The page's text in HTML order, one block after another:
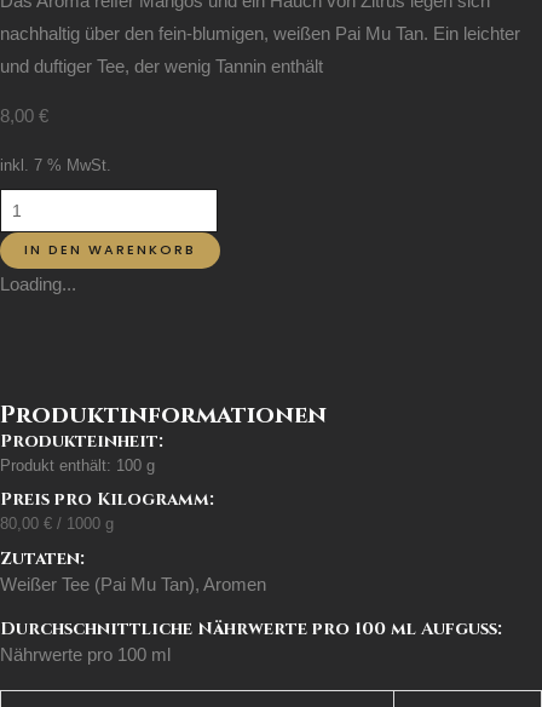
nachhaltig über den fein-blumigen, weißen Pai Mu Tan. Ein leichter
und duftiger Tee, der wenig Tannin enthält
8,00 €
inkl. 7 % MwSt.
IN DEN WARENKORB
Loading...
Produktinformationen
Produkteinheit:
Produkt enthält: 100 g
Preis pro Kilogramm:
80,00 € / 1000 g
Zutaten:
Weißer Tee (Pai Mu Tan), Aromen
Durchschnittliche Nährwerte pro 100 ml Aufguss:
Nährwerte pro 100 ml